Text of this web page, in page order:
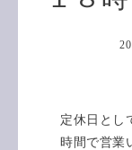
定休日とし
時間で営業